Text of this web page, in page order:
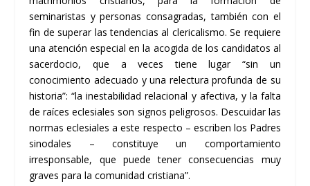
seminaristas y personas consagradas, también con el
fin de superar las tendencias al clericalismo. Se requiere
una atención especial en la acogida de los candidatos al
sacerdocio, que a veces tiene lugar “sin un
conocimiento adecuado y una relectura profunda de su
historia”: “la inestabilidad relacional y afectiva, y la falta
de raíces eclesiales son signos peligrosos. Descuidar las
normas eclesiales a este respecto – escriben los Padres
sinodales – constituye un comportamiento
irresponsable, que puede tener consecuencias muy
graves para la comunidad cristiana”.